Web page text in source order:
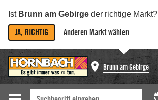
Ist Brunn am Gebirge der richtige Markt?
JA, RICHTIG Anderen Markt wählen
Brunn am Gebirge